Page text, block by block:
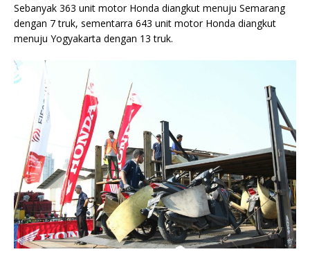
Sebanyak 363 unit motor Honda diangkut menuju Semarang
dengan 7 truk, sementarra 643 unit motor Honda diangkut
menuju Yogyakarta dengan 13 truk.